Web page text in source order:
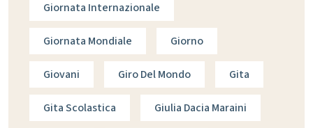
Giornata Internazionale
Giornata Mondiale Giorno
Giovani Giro Del Mondo Gita
Gita Scolastica Giulia Dacia Maraini